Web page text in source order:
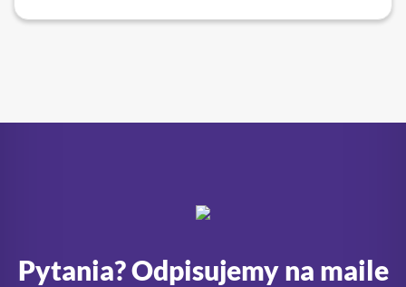
Pytania? Odpisujemy na maile